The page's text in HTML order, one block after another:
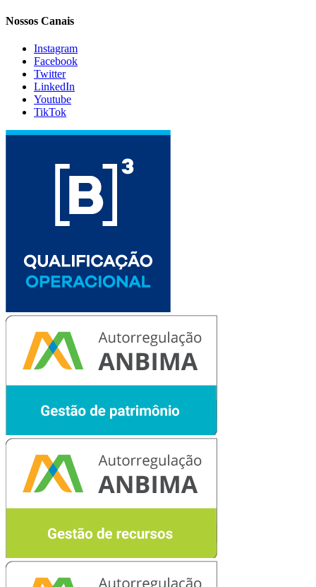
Nossos Canais
Instagram
Facebook
Twitter
LinkedIn
Youtube
TikTok